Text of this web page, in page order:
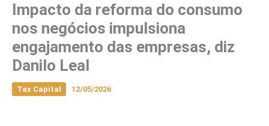
Impacto da reforma do consumo
nos negócios impulsiona
engajamento das empresas, diz
Danilo Leal
Tax Capital 12/05/2026